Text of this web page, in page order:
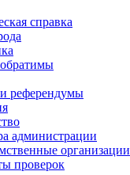
справка
референдумы
администрации
организации
проверок